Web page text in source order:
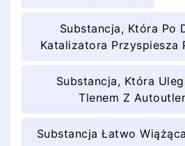
Substancja, Która Po
Katalizatora Przyspiesza
Substancja, Która
Tlenem Z
Substancja Łatwo